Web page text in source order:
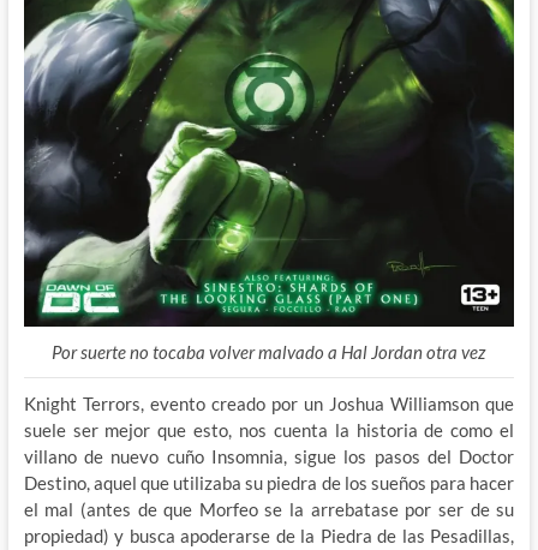
Por suerte no tocaba volver malvado a Hal Jordan otra vez
Knight Terrors, evento creado por un Joshua Williamson que
suele ser mejor que esto, nos cuenta la historia de como el
villano de nuevo cuño Insomnia, sigue los pasos del Doctor
Destino, aquel que utilizaba su piedra de los sueños para hacer
el mal (antes de que Morfeo se la arrebatase por ser de su
propiedad) y busca apoderarse de la Piedra de las Pesadillas,